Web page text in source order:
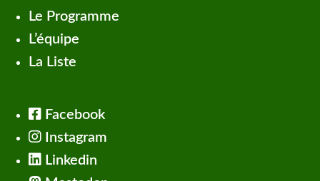
Le Programme
L’équipe
La Liste
Facebook
Instagram
Linkedin